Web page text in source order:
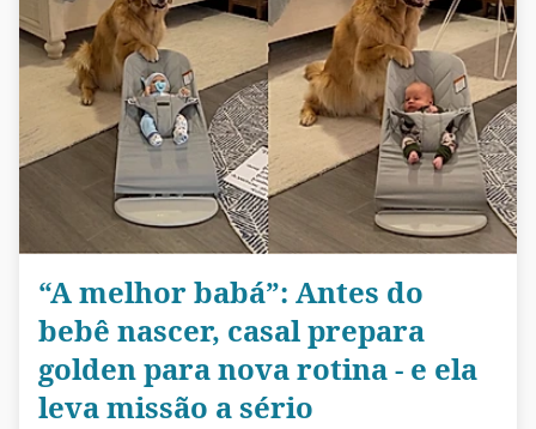
“A melhor babá”: Antes do
bebê nascer, casal prepara
golden para nova rotina - e ela
leva missão a sério